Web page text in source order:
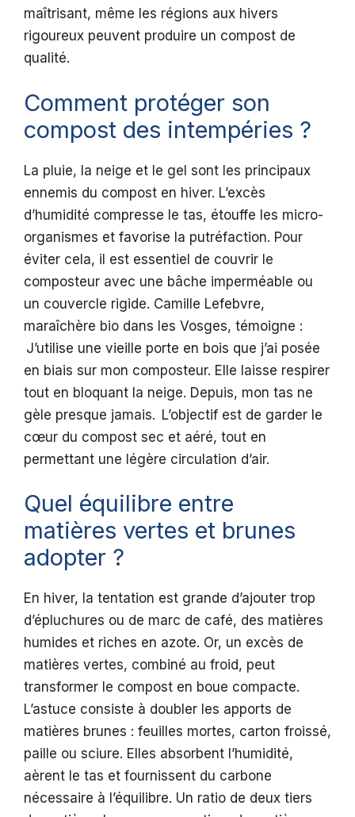
maîtrisant, même les régions aux hivers
rigoureux peuvent produire un compost de
qualité.
Comment protéger son
compost des intempéries ?
La pluie, la neige et le gel sont les principaux
ennemis du compost en hiver. L’excès
d’humidité compresse le tas, étouffe les micro-
organismes et favorise la putréfaction. Pour
éviter cela, il est essentiel de couvrir le
composteur avec une bâche imperméable ou
un couvercle rigide. Camille Lefebvre,
maraîchère bio dans les Vosges, témoigne :
J’utilise une vieille porte en bois que j’ai posée
en biais sur mon composteur. Elle laisse respirer
tout en bloquant la neige. Depuis, mon tas ne
gèle presque jamais. L’objectif est de garder le
cœur du compost sec et aéré, tout en
permettant une légère circulation d’air.
Quel équilibre entre
matières vertes et brunes
adopter ?
En hiver, la tentation est grande d’ajouter trop
d’épluchures ou de marc de café, des matières
humides et riches en azote. Or, un excès de
matières vertes, combiné au froid, peut
transformer le compost en boue compacte.
L’astuce consiste à doubler les apports de
matières brunes : feuilles mortes, carton froissé,
paille ou sciure. Elles absorbent l’humidité,
aèrent le tas et fournissent du carbone
nécessaire à l’équilibre. Un ratio de deux tiers